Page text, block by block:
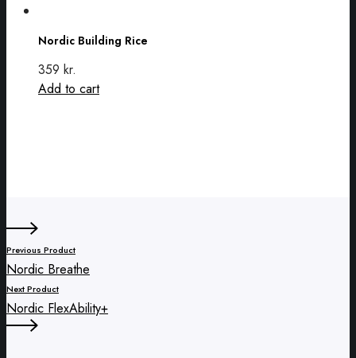
page
Rice
Nordic Building Rice
359 kr.
Add to cart
Previous Product
Nordic Breathe
Next Product
Nordic FlexAbility+